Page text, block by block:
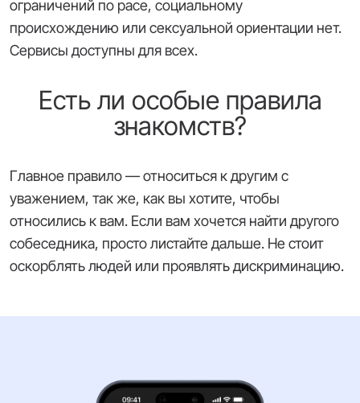
ограничений по расе, социальному
происхождению или сексуальной ориентации нет.
Сервисы доступны для всех.
Есть ли особые правила
знакомств?
Главное правило — относиться к другим с
уважением, так же, как вы хотите, чтобы
относились к вам. Если вам хочется найти другого
собеседника, просто листайте дальше. Не стоит
оскорблять людей или проявлять дискриминацию.